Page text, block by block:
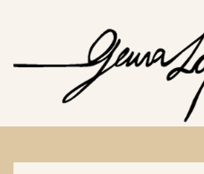
content